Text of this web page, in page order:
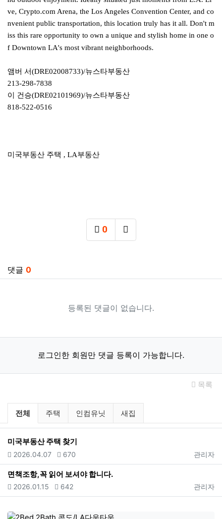
ve, Crypto.com Arena, the Los Angeles Convention Center, and co
nvenient public transportation, this location truly has it all. Don't m
iss this rare opportunity to own a unique and stylish home in one o
f Downtown LA's most vibrant neighborhoods.
앰버 서(DRE02008733)/뉴스타부동산
213-298-7838
이 건승(DRE02101969)/뉴스타부동산
818-522-0516
미국부동산 주택 , LA부동산
0
추천 SNS 공유
댓글 0
등록된 댓글이 없습니다.
로그인한 회원만 댓글 등록이 가능합니다.
목록
미국부동산 주택/인컴유닛/새집 분류
전체 주택 인컴유닛 새집
미국부동산 주택 찾기
등록자
관리자
등록일
2026.04.07 조회
670
면책조항,꼭 읽어 보셔야 합니다.
등록자
관리자
등록일
2026.01.15 조회
642